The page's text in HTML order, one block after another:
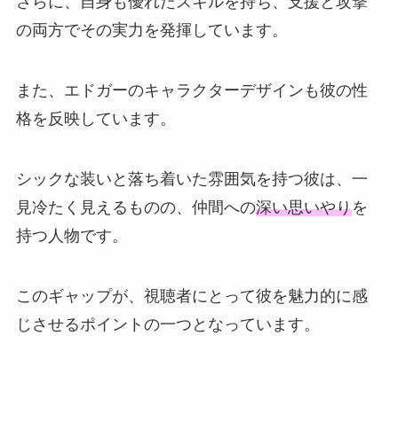
の両方でその実力を発揮しています。
また、エドガーのキャラクターデザインも彼の性
格を反映しています。
シックな装いと落ち着いた雰囲気を持つ彼は、一
見冷たく見えるものの、仲間への深い思いやりを
持つ人物です。
このギャップが、視聴者にとって彼を魅力的に感
じさせるポイントの一つとなっています。